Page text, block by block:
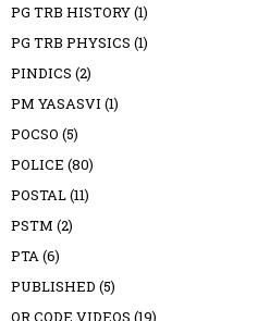
PG TRB HISTORY(1)
PG TRB PHYSICS (1)
PINDICS (2)
PM YASASVI (1)
POCSO (5)
POLICE (80)
POSTAL(11)
PSTM (2)
PTA(6)
PUBLISHED (5)